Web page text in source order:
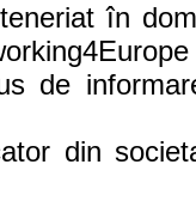
în
de
din